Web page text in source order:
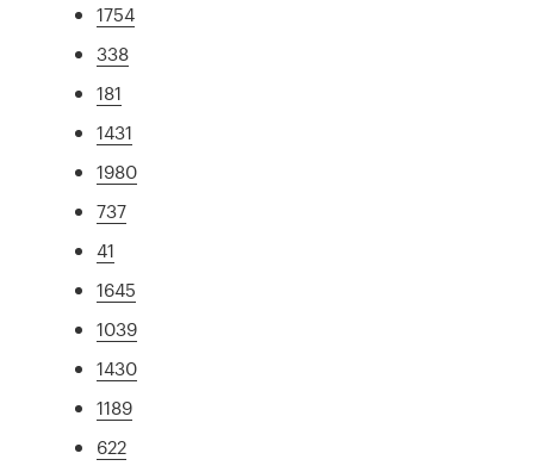
1754
338
181
1431
1980
737
41
1645
1039
1430
1189
622